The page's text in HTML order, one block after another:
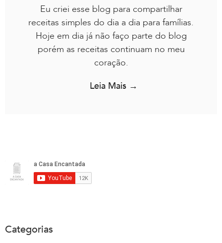
Eu criei esse blog para compartilhar
receitas simples do dia a dia para famílias.
Hoje em dia já não faço parte do blog
porém as receitas continuam no meu
coração.
Leia Mais →
Categorias